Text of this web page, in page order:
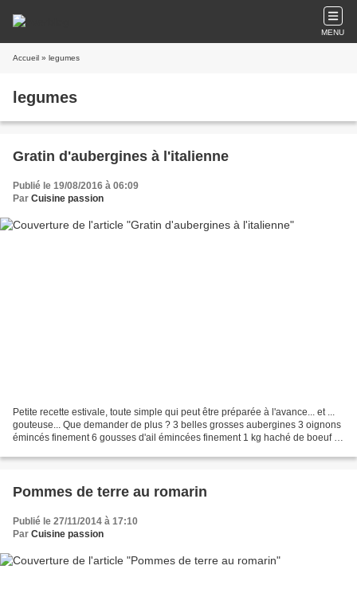
MENU
Accueil » legumes
legumes
Gratin d'aubergines à l'italienne
Publié le 19/08/2016 à 06:09
Par Cuisine passion
Petite recette estivale, toute simple qui peut être préparée à l'avance... et ...
gouteuse... Que demander de plus ? 3 belles grosses aubergines 3 oignons
émincés finement 6 gousses d'ail émincées finement 1 kg haché de boeuf 2
Pommes de terre au romarin
Publié le 27/11/2014 à 17:10
Par Cuisine passion